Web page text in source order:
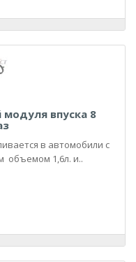
впуска 8
в автомобили с
объемом 1,6л. и..